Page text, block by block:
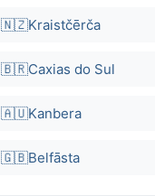
🇳🇿Kraistčērča
🇧🇷Caxias do Sul
🇦🇺Kanbera
🇬🇧Belfāsta